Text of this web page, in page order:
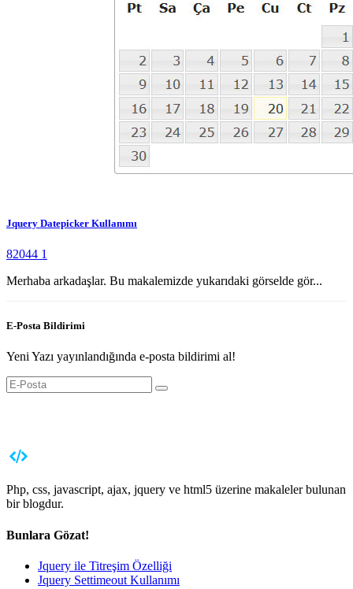
Jquery Datepicker Kullanımı
82044 1
Merhaba arkadaşlar. Bu makalemizde yukarıdaki görselde gör...
E-Posta Bildirimi
Yeni Yazı yayınlandığında e-posta bildirimi al!
Php, css, javascript, ajax, jquery ve html5 üzerine makaleler bulunan
bir blogdur.
Bunlara Gözat!
Jquery ile Titreşim Özelliği
Jquery Settimeout Kullanımı